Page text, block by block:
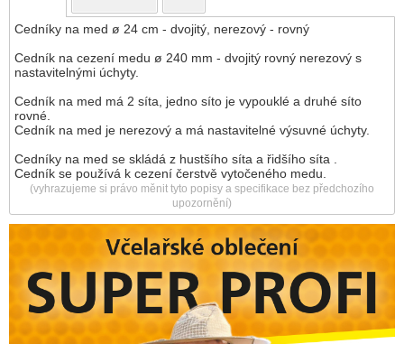
Cedníky na med ø 24 cm - dvojitý, nerezový - rovný
Cedník na cezení medu ø 240 mm - dvojitý rovný nerezový s
nastavitelnými úchyty.
Cedník na med má 2 síta, jedno síto je vypouklé a druhé síto
rovné.
Cedník na med je nerezový a má nastavitelné výsuvné úchyty.
Cedníky na med se skládá z hustšího síta a řidšího síta .
Cedník se používá k cezení čerstvě vytočeného medu.
(vyhrazujeme si právo měnit tyto popisy a specifikace bez předchozího
upozornění)